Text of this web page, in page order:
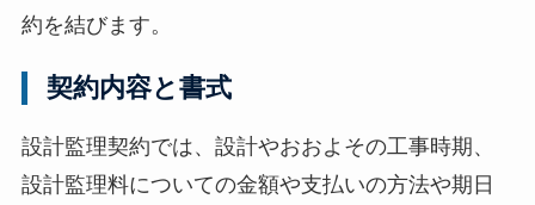
約を結びます。
契約内容と書式
設計監理契約では、設計やおおよその工事時期、
設計監理料についての金額や支払いの方法や期日